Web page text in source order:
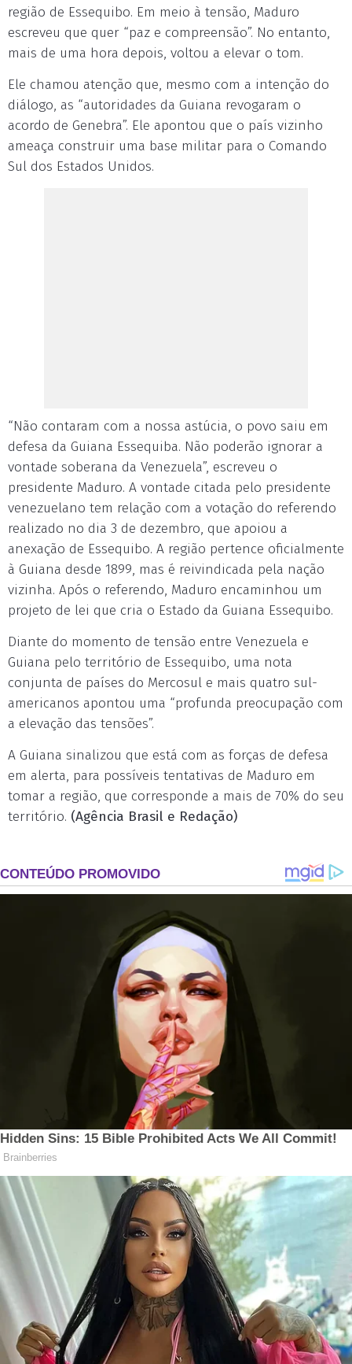
região de Essequibo. Em meio à tensão, Maduro
escreveu que quer “paz e compreensão”. No entanto,
mais de uma hora depois, voltou a elevar o tom.
Ele chamou atenção que, mesmo com a intenção do
diálogo, as “autoridades da Guiana revogaram o
acordo de Genebra”. Ele apontou que o país vizinho
ameaça construir uma base militar para o Comando
Sul dos Estados Unidos.
“Não contaram com a nossa astúcia, o povo saiu em
defesa da Guiana Essequiba. Não poderão ignorar a
vontade soberana da Venezuela”, escreveu o
presidente Maduro. A vontade citada pelo presidente
venezuelano tem relação com a votação do referendo
realizado no dia 3 de dezembro, que apoiou a
anexação de Essequibo. A região pertence oficialmente
à Guiana desde 1899, mas é reivindicada pela nação
vizinha. Após o referendo, Maduro encaminhou um
projeto de lei que cria o Estado da Guiana Essequibo.
Diante do momento de tensão entre Venezuela e
Guiana pelo território de Essequibo, uma nota
conjunta de países do Mercosul e mais quatro sul-
americanos apontou uma “profunda preocupação com
a elevação das tensões”.
A Guiana sinalizou que está com as forças de defesa
em alerta, para possíveis tentativas de Maduro em
tomar a região, que corresponde a mais de 70% do seu
território. (Agência Brasil e Redação)